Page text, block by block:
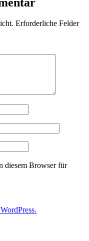
Erforderliche Felder
diesem Browser für